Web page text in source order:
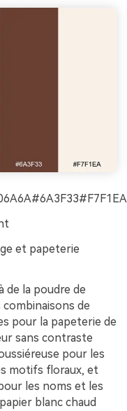
et papeterie
de la poudre de
combinaisons de
pour la papeterie de
sans contraste
pour les
motifs floraux, et
les noms et les
blanc chaud